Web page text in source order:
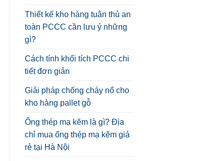
Thiết kế kho hàng tuân thủ an
toàn PCCC cần lưu ý những
gì?
Cách tính khối tích PCCC chi
tiết đơn giản
Giải pháp chống cháy nổ cho
kho hàng pallet gỗ
Ống thép mạ kẽm là gì? Địa
chỉ mua ống thép mạ kẽm giá
rẻ tại Hà Nội